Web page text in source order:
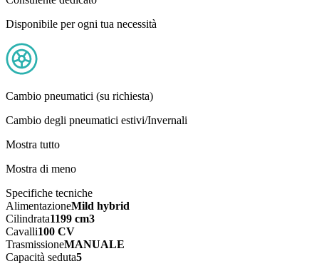
Disponibile per ogni tua necessità
Cambio pneumatici (su richiesta)
Cambio degli pneumatici estivi/Invernali
Mostra tutto
Mostra di meno
Specifiche tecniche
AlimentazioneMild hybrid
Cilindrata1199 cm3
Cavalli100 CV
TrasmissioneMANUALE
Capacità seduta5